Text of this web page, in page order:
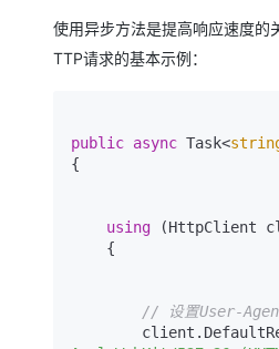
使用异步方法是提高响应速度的
TTP请求的基本示例：
public async Task<
{
using (HttpClient
// 设置User-